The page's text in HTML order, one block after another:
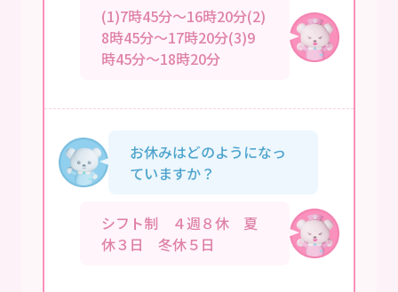
(1)7時45分～16時20分(2)
8時45分～17時20分(3)9
時45分～18時20分
お休みはどのようになっ
ていますか？
シフト制 ４週８休 夏
休３日 冬休５日